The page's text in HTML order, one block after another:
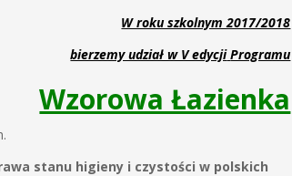
W roku szkolnym 2017/2018
bierzemy udział w V edycji Programu
Wzorowa Łazienka
stanu higieny i czystości w polskich